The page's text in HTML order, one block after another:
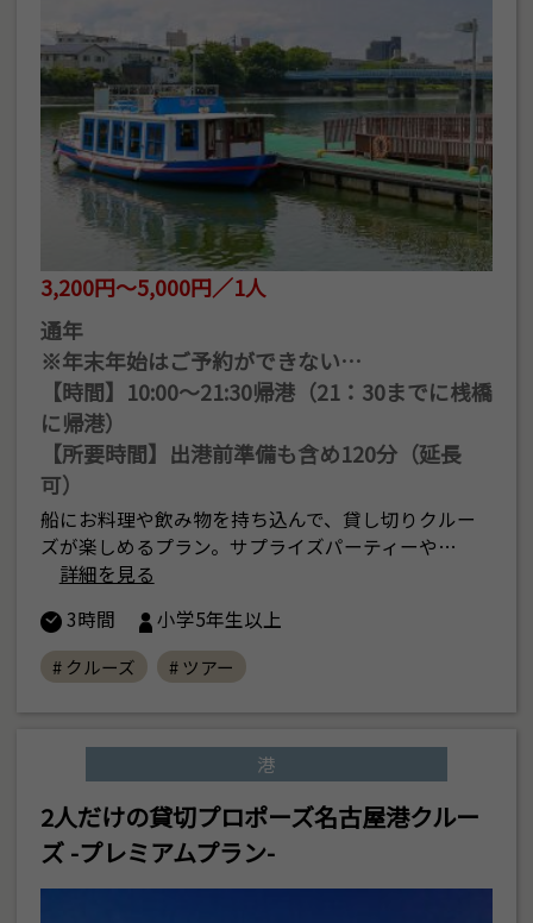
3,200円～5,000円／1人
通年
※年末年始はご予約ができない…
【時間】10:00〜21:30帰港（21：30までに桟橋
に帰港）
【所要時間】出港前準備も含め120分（延長
可）
船にお料理や飲み物を持ち込んで、貸し切りクルー
ズが楽しめるプラン。サプライズパーティーや…
詳細を見る
3時間
小学5年生以上
# クルーズ # ツアー
港
2人だけの貸切プロポーズ名古屋港クルー
ズ -プレミアムプラン-